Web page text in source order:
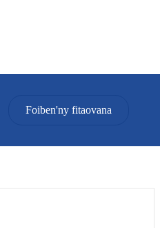
Foiben'ny fitaovana